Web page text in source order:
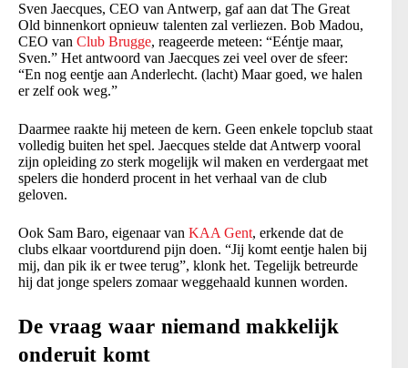
Sven Jaecques, CEO van Antwerp, gaf aan dat The Great
Old binnenkort opnieuw talenten zal verliezen. Bob Madou,
CEO van Club Brugge, reageerde meteen: “Eéntje maar,
Sven.” Het antwoord van Jaecques zei veel over de sfeer:
“En nog eentje aan Anderlecht. (lacht) Maar goed, we halen
er zelf ook weg.”
Daarmee raakte hij meteen de kern. Geen enkele topclub staat
volledig buiten het spel. Jaecques stelde dat Antwerp vooral
zijn opleiding zo sterk mogelijk wil maken en verdergaat met
spelers die honderd procent in het verhaal van de club
geloven.
Ook Sam Baro, eigenaar van KAA Gent, erkende dat de
clubs elkaar voortdurend pijn doen. “Jij komt eentje halen bij
mij, dan pik ik er twee terug”, klonk het. Tegelijk betreurde
hij dat jonge spelers zomaar weggehaald kunnen worden.
De vraag waar niemand makkelijk
onderuit komt